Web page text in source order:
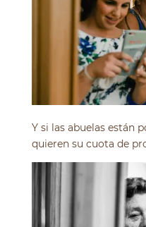
Y si las abuelas están
quieren su cuota de